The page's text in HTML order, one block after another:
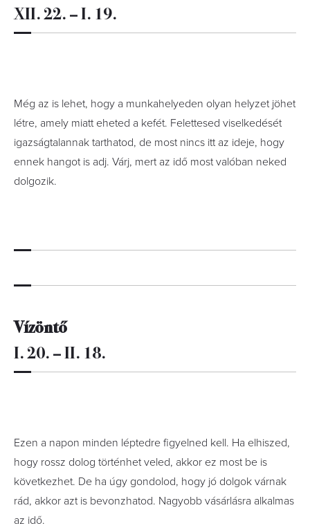
XII. 22. – I. 19.
Még az is lehet, hogy a munkahelyeden olyan helyzet jöhet
létre, amely miatt eheted a kefét. Felettesed viselkedését
igazságtalannak tarthatod, de most nincs itt az ideje, hogy
ennek hangot is adj. Várj, mert az idő most valóban neked
dolgozik.
Vízöntő
I. 20. – II. 18.
Ezen a napon minden léptedre figyelned kell. Ha elhiszed,
hogy rossz dolog történhet veled, akkor ez most be is
következhet. De ha úgy gondolod, hogy jó dolgok várnak
rád, akkor azt is bevonzhatod. Nagyobb vásárlásra alkalmas
az idő.